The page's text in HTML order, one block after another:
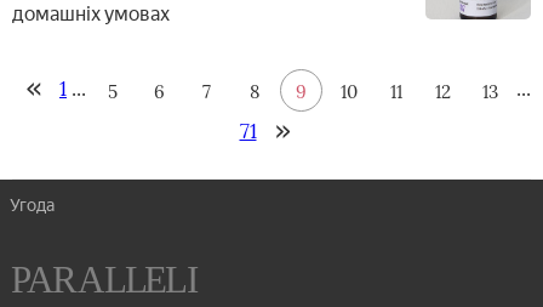
домашніх умовах
1 ... 5 6 7 8 9 10 11 12 13
...
71
Угода